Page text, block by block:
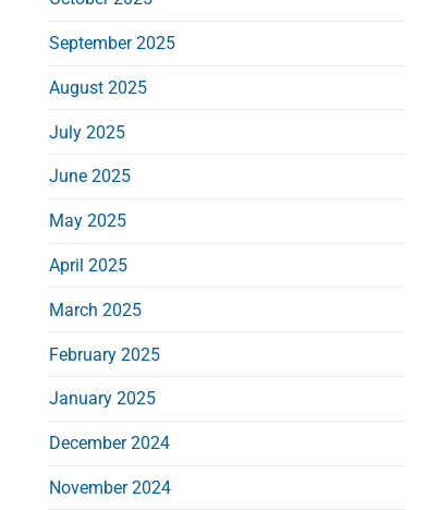
September 2025
August 2025
July 2025
June 2025
May 2025
April 2025
March 2025
February 2025
January 2025
December 2024
November 2024